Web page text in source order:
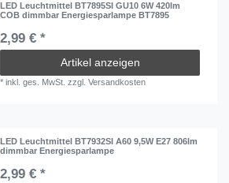
LED Leuchtmittel BT7895SI GU10 6W 420lm
COB dimmbar Energiesparlampe BT7895
2,99 € *
Artikel anzeigen
*inkl. ges. MwSt. zzgl.Versandkosten
LED Leuchtmittel BT7932SI A60 9,5W E27 806lm
dimmbar Energiesparlampe
2,99 € *